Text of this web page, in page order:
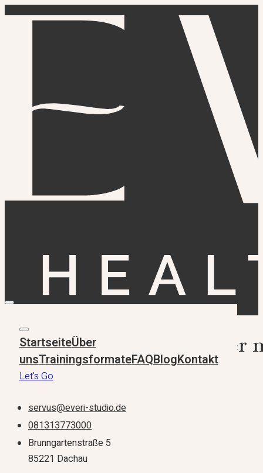
StartseiteÜber
unsTrainingsformateFAQBlogKontakt
Let's Go
Du hast noch Fragen
Probetraining vereinbaren
servus@everi-studio.de
081313773000
Brunngartenstraße 5
85221 Dachau